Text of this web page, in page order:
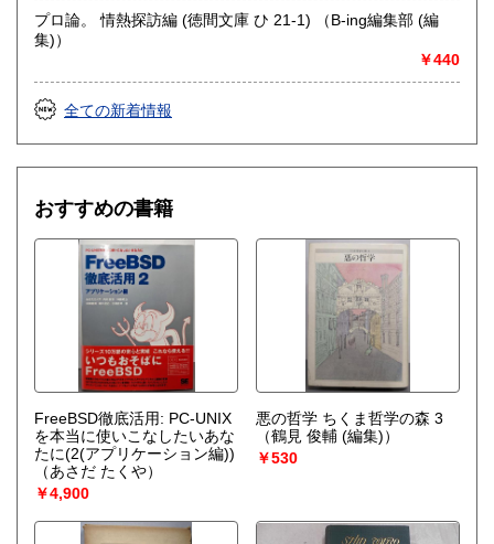
プロ論。 情熱探訪編 (徳間文庫 ひ 21-1) （B-ing編集部 (編
集)）
￥440
全ての新着情報
おすすめの書籍
FreeBSD徹底活用: PC-UNIX
を本当に使いこなしたいあな
たに(2(アプリケーション編))
（あさだ たくや）
￥4,900
悪の哲学 ちくま哲学の森 3
（鶴見 俊輔 (編集)）
￥530